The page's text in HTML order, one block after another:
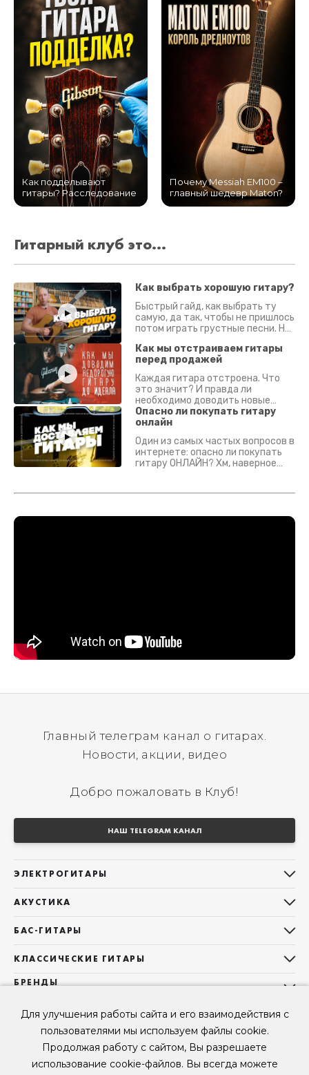
Для улучшения работы сайта и его взаимодействия с
пользователями мы используем файлы cookie.
Продолжая работу с сайтом, Вы разрешаете
использование cookie-файлов. Вы всегда можете
Как подделывают
гитары? Расследование
Почему Messiah EM100 –
главный шедевр Maton?
Гитарный клуб это...
Как выбрать хорошую гитару?
Быстрый гайд, как выбрать ту
самую, да так, чтобы не пришлось
потом играть грустные песни. На
Как мы отстраиваем гитары
перед продажей
Каждая гитара отстроена. Что
это значит? И правда ли
необходимо доводить новые
гитары? Если кратко - да.
Подробно - в видео :)
Опасно ли покупать гитару
онлайн
Один из самых частых вопросов в
интернете: опасно ли покупать
гитару ОНЛАЙН? Хм, наверное
застрахован. Случись что -
Главный телеграм канал о гитарах.
Новости, акции, видео
Добро пожаловать в Клуб!
НАШ TELEGRAM КАНАЛ
ЭЛЕКТРОГИТАРЫ
Telecaster
Les Paul
Superstrat
АКУСТИКА
Фолки (ОМ, 000, 00)
Гранд Аудиториум
Б/У, уцененные гитары
БАС-ГИТАРЫ
Precision Bass
Б/У, уцененные гитары
КЛАССИЧЕСКИЕ ГИТАРЫ
Все классические гитары
Б/У, уцененные гитары
БРЕНДЫ
Sigma Guitars
Enya Guitars
Fender
Gibson
Контакты
Мы в Telegram
Мы в ВК